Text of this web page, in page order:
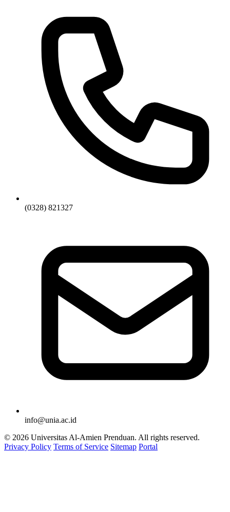
(0328) 821327
info@unia.ac.id
© 2026 Universitas Al-Amien Prenduan. All rights reserved.
Privacy Policy Terms of Service Sitemap Portal